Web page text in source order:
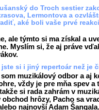
do Troch sestier
Lermontova a
aké boli vaše prvé
ale týmto si ma získal a
Myslím si, že aj práve
jste si i jiný repertoár než je
muzikálový odbor a aj
vždy je pre mňa spev a
si rada zahrám v
obchod hrôzy, Pacho sa
najnovší Adam